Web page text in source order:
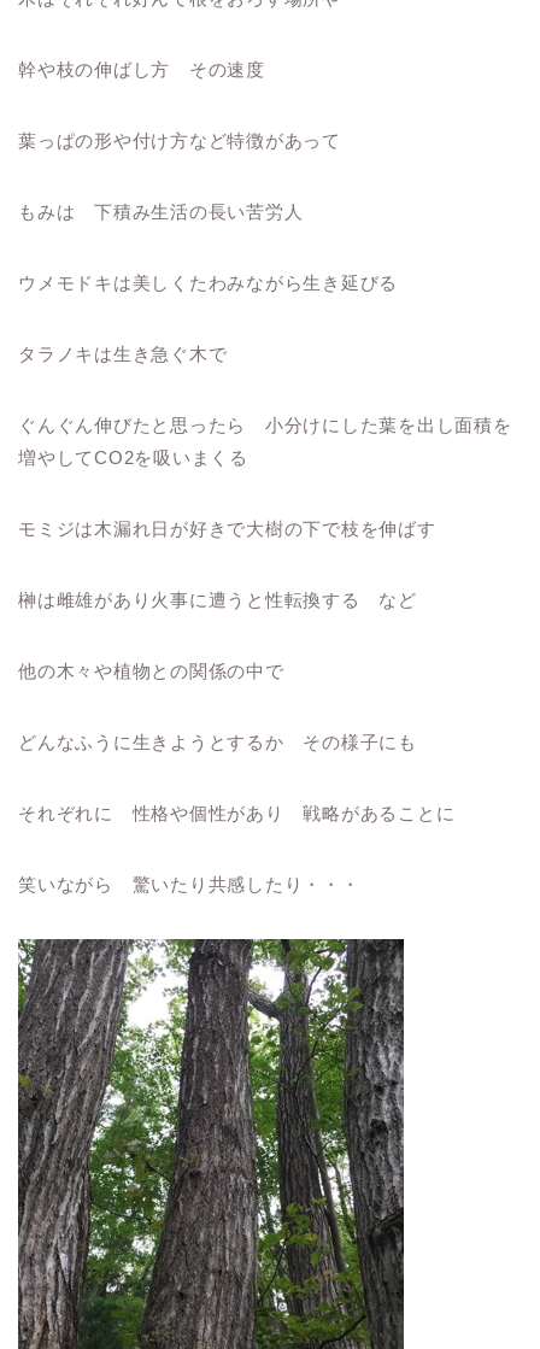
幹や枝の伸ばし方 その速度
葉っぱの形や付け方など特徴があって
もみは 下積み生活の長い苦労人
ウメモドキは美しくたわみながら生き延びる
タラノキは生き急ぐ木で
ぐんぐん伸びたと思ったら 小分けにした葉を出し面積を
増やしてCO2を吸いまくる
モミジは木漏れ日が好きで大樹の下で枝を伸ばす
榊は雌雄があり火事に遭うと性転換する など
他の木々や植物との関係の中で
どんなふうに生きようとするか その様子にも
それぞれに 性格や個性があり 戦略があることに
笑いながら 驚いたり共感したり・・・